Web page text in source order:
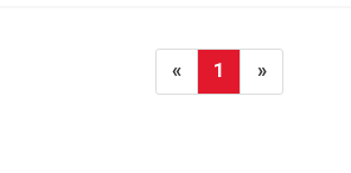
« 1 »